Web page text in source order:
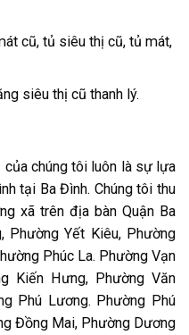
cũ, tủ siêu thị cũ, tủ mát,
siêu thị cũ thanh lý.
của chúng tôi luôn là sự lựa
tại Ba Đình. Chúng tôi thu
xã trên địa bàn Quận Ba
Phường Yết Kiêu, Phường
Phúc La. Phường Vạn
Kiến Hưng, Phường Văn
Phú Lương. Phường Phú
Đồng Mai, Phường Dương